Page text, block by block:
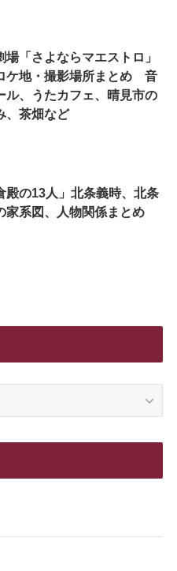
場「さよならマエストロ」
ケ地・撮影場所まとめ 音
ル、うたカフェ、晴見市の
、茶畑など
殿の13人」北条義時、北条
家系図、人物関係まとめ